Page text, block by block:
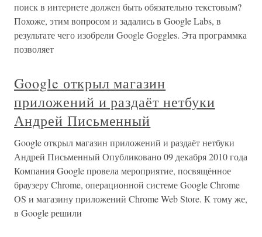
поиск в интернете должен быть обязательно текстовым?
Похоже, этим вопросом и задались в Google Labs, в
результате чего изобрели Google Goggles. Эта программка
позволяет
Google открыл магазин
приложений и раздаёт нетбуки
Андрей Письменный
Google открыл магазин приложений и раздаёт нетбуки
Андрей Письменный Опубликовано 09 декабря 2010 года
Компания Google провела мероприятие, посвящённое
браузеру Chrome, операционной системе Google Chrome
OS и магазину приложений Chrome Web Store. К тому же,
в Google решили